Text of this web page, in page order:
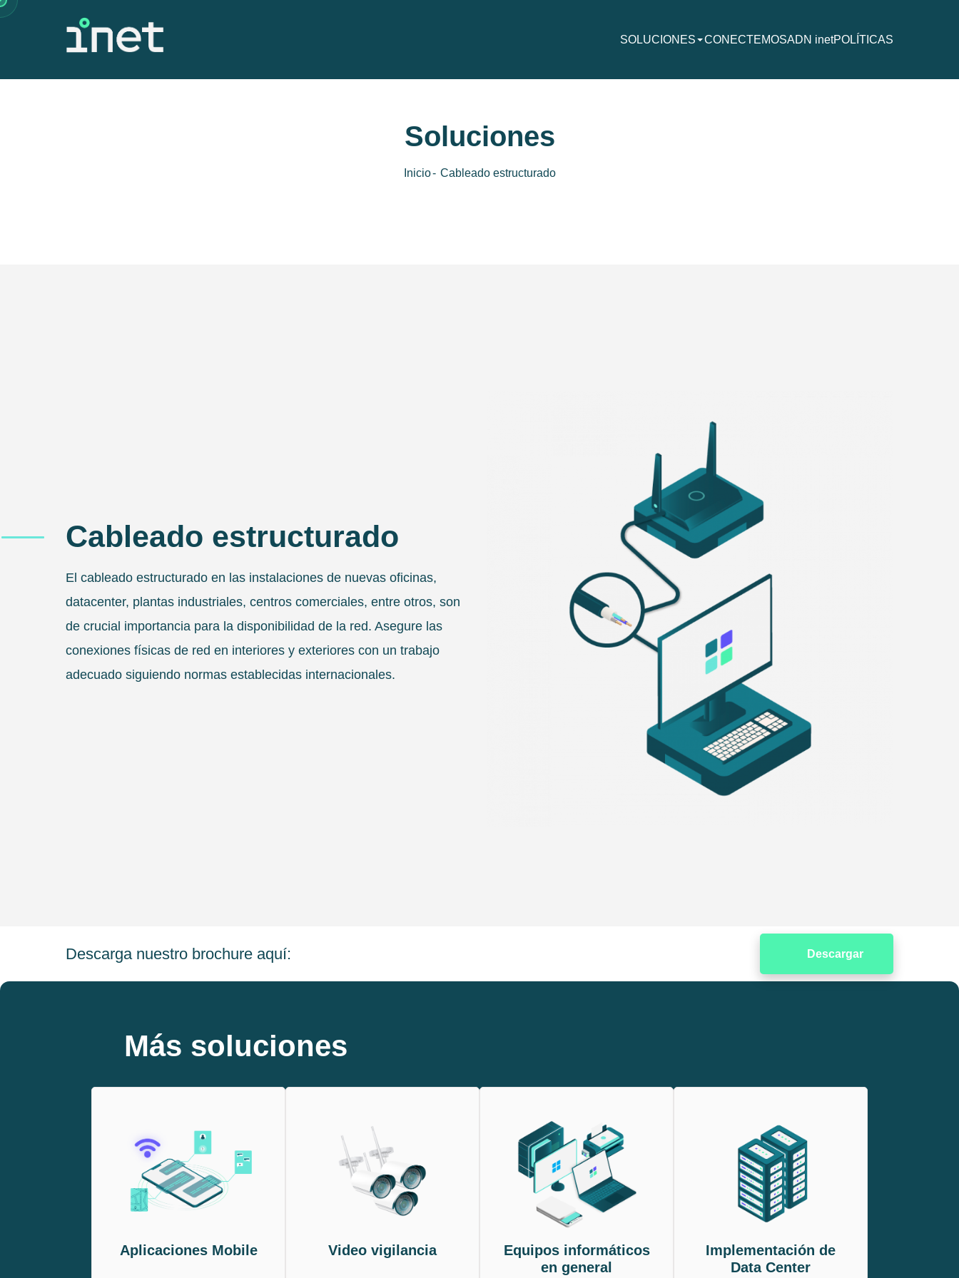
SOLUCIONES
CONECTEMOSADN inetPOLÍTICAS
Soluciones
Inicio Cableado estructurado
Cableado estructurado
El cableado estructurado en las instalaciones de nuevas oficinas,
datacenter, plantas industriales, centros comerciales, entre otros, son
de crucial importancia para la disponibilidad de la red. Asegure las
conexiones físicas de red en interiores y exteriores con un trabajo
adecuado siguiendo normas establecidas internacionales.
Descarga nuestro brochure aquí: Descargar
Más soluciones
Aplicaciones Mobile Video vigilancia
Equipos informáticos
en general
Implementación de
Data Center